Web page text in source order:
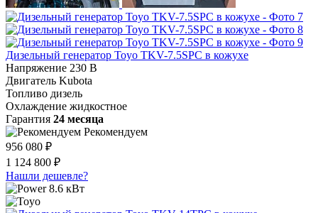
Дизельный генератор Toyo TKV-7.5SPC в кожухе
Напряжение 230 В
Двигатель Kubota
Топливо дизель
Охлаждение жидкостное
Гарантия 24 месяца
Рекомендуем
956 080 ₽
1 124 800 ₽
Нашли дешевле?
8.6 кВт